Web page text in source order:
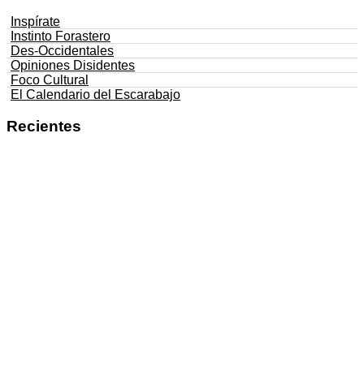
Inspírate
Instinto Forastero
Des-Occidentales
Opiniones Disidentes
Foco Cultural
El Calendario del Escarabajo
Recientes